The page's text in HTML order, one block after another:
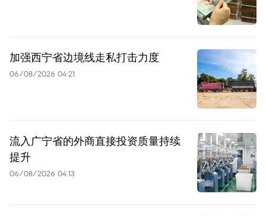
加强西宁省边境线走私打击力度
06/08/2026 04:21
流入广宁省的外商直接投资质量持续
提升
06/08/2026 04:13